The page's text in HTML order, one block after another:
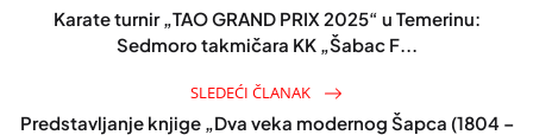
Karate turnir „TAO GRAND PRIX 2025“ u Temerinu:
Sedmoro takmičara KK „Šabac F...
SLEDEĆI ČLANAK
Predstavljanje knjige „Dva veka modernog Šapca (1804 –